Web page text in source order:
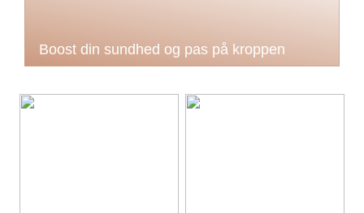
Boost din sundhed og pas på kroppen